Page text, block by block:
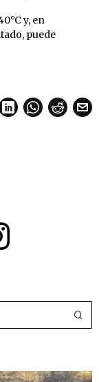
y, en
puede